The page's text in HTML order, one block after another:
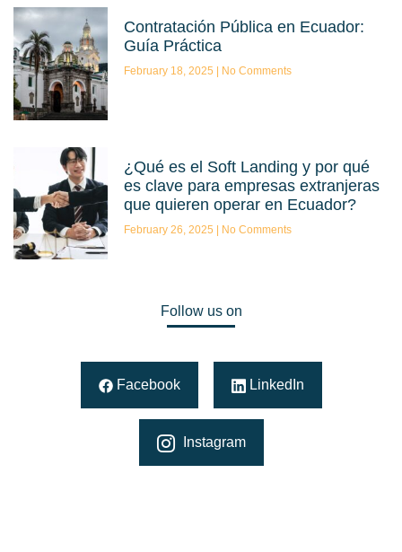
Contratación Pública en Ecuador:
Guía Práctica
February 18, 2025 No Comments
¿Qué es el Soft Landing y por qué
es clave para empresas extranjeras
que quieren operar en Ecuador?
February 26, 2025 No Comments
Follow us on
Facebook LinkedIn
Instagram